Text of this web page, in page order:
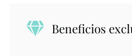
Beneficios